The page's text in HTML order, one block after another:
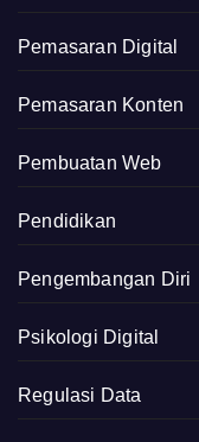
Pemasaran Digital
Pemasaran Konten
Pembuatan Web
Pendidikan
Pengembangan Diri
Psikologi Digital
Regulasi Data